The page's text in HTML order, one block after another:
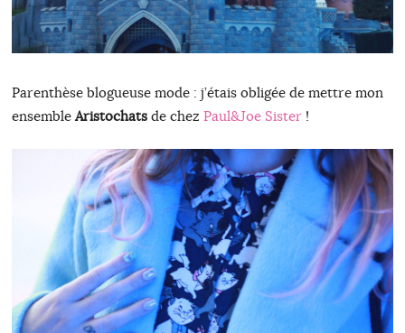
Parenthèse blogueuse mode : j’étais obligée de mettre mon
ensemble Aristochatsde chez Paul&Joe Sister!